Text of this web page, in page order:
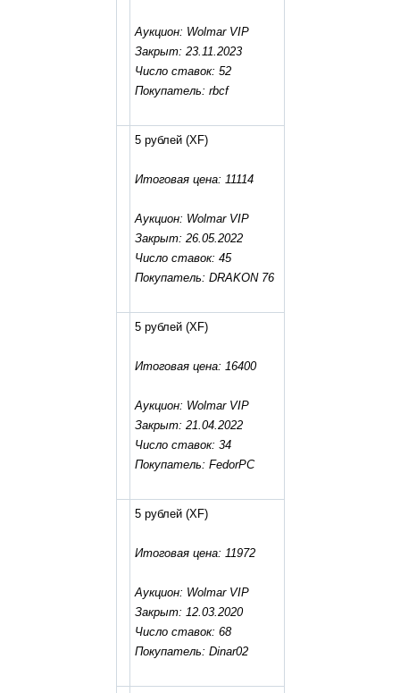
Аукцион: Wolmar VIP
Закрыт: 23.11.2023
Число ставок: 52
Покупатель: rbcf
5 рублей(XF)
Итоговая цена: 11114
Аукцион: Wolmar VIP
Закрыт: 26.05.2022
Число ставок: 45
Покупатель: DRAKON 76
5 рублей(XF)
Итоговая цена: 16400
Аукцион: Wolmar VIP
Закрыт: 21.04.2022
Число ставок: 34
Покупатель: FedorPC
5 рублей(XF)
Итоговая цена: 11972
Аукцион: Wolmar VIP
Закрыт: 12.03.2020
Число ставок: 68
Покупатель: Dinar02